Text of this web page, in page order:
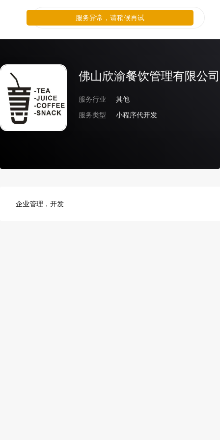
佛山欣渝餐饮管理有限公司
服务行业
其他
服务类型
小程序代开发
企业管理，开发
服务异常，请稍候再试